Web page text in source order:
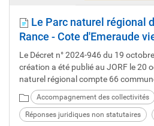
Le Parc naturel régional
Rance - Cote d'Emeraude
Le Décret n° 2024-946 du 19
création a été publié au JORF le 20
naturel régional compte 66
d'Ille-et-Vilaine.
Accompagnement des collectivités
Réponses juridiques non statutaires